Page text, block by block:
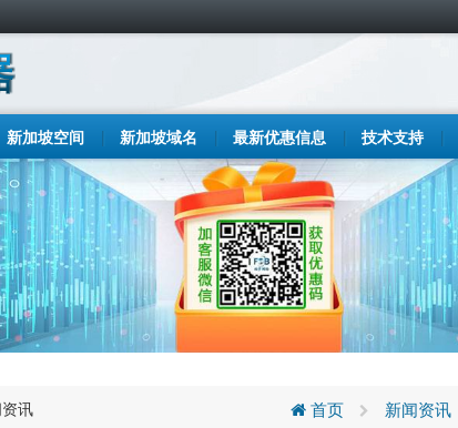
新加坡空间 新加坡域名 最新优惠信息 技术支持
讯
首页 新闻资讯